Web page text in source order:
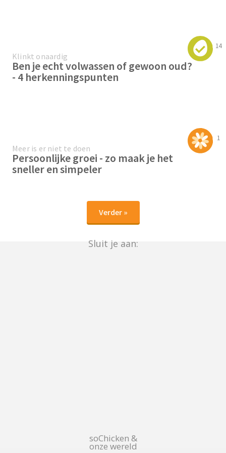
14
Klinkt onaardig
Ben je echt volwassen of gewoon oud?
- 4 herkenningspunten
1
Meer is er niet te doen
Persoonlijke groei - zo maak je het
sneller en simpeler
Verder »
Sluit je aan:
soChicken &
onze wereld